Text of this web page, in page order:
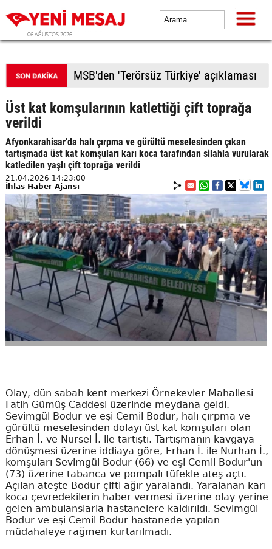
06 AĞUSTOS 2026
MSB'den 'Terörsüz Türkiye' açıklaması
Üst kat komşularının katlettiği çift toprağa
verildi
Afyonkarahisar'da halı çırpma ve gürültü meselesinden çıkan
tartışmada üst kat komşuları karı koca tarafından silahla vurularak
katledilen yaşlı çift toprağa verildi
21.04.2026 14:23:00
İhlas Haber Ajansı
Olay, dün sabah kent merkezi Örnekevler Mahallesi
Fatih Gümüş Caddesi üzerinde meydana geldi.
Sevimgül Bodur ve eşi Cemil Bodur, halı çırpma ve
gürültü meselesinden dolayı üst kat komşuları olan
Erhan İ. ve Nursel İ. ile tartıştı. Tartışmanın kavgaya
dönüşmesi üzerine iddiaya göre, Erhan İ. ile Nurhan İ.,
komşuları Sevimgül Bodur (66) ve eşi Cemil Bodur'un
(73) üzerine tabanca ve pompalı tüfekle ateş açtı.
Açılan ateşte Bodur çifti ağır yaralandı. Yaralanan karı
koca çevredekilerin haber vermesi üzerine olay yerine
gelen ambulanslarla hastanelere kaldırıldı. Sevimgül
Bodur ve eşi Cemil Bodur hastanede yapılan
müdahaleye rağmen kurtarılmadı.